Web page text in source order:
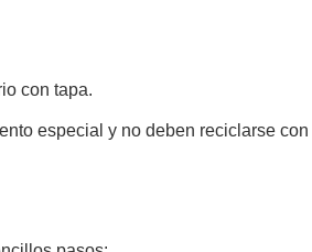
con tapa.
especial y no deben reciclarse con